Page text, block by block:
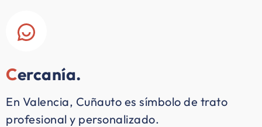
Cercanía.
En Valencia, Cuñauto es símbolo de trato
profesional y personalizado.